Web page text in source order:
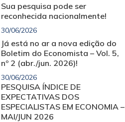
Sua pesquisa pode ser
reconhecida nacionalmente!
30/06/2026
Já está no ar a nova edição do
Boletim do Economista – Vol. 5,
nº 2 (abr./jun. 2026)!
30/06/2026
PESQUISA ÍNDICE DE
EXPECTATIVAS DOS
ESPECIALISTAS EM ECONOMIA –
MAI/JUN 2026